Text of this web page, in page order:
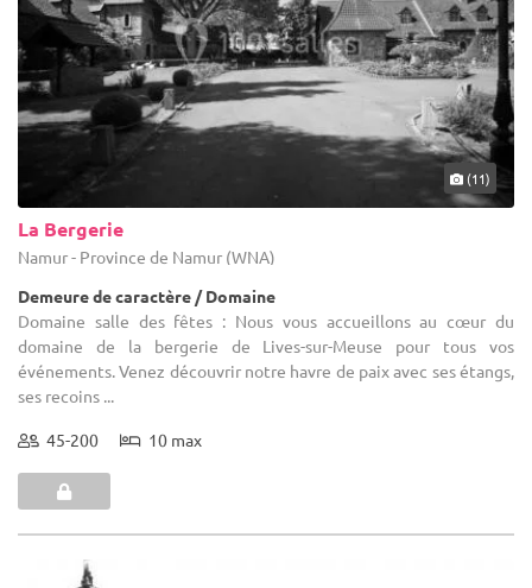
(11)
La Bergerie
Namur - Province de Namur (WNA)
Demeure de caractère / Domaine
Domaine salle des fêtes : Nous vous accueillons au cœur du
domaine de la bergerie de Lives-sur-Meuse pour tous vos
événements. Venez découvrir notre havre de paix avec ses étangs,
ses recoins ...
45-200 10 max